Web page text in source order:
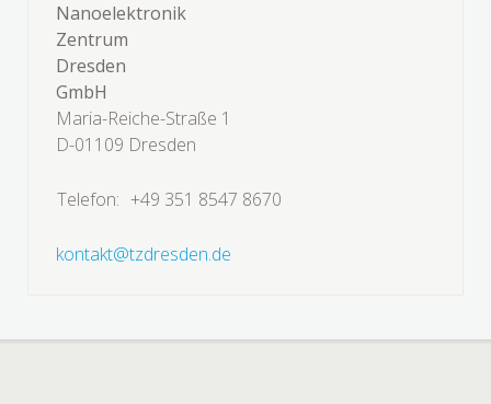
Nanoelektronik
Zentrum
Dresden
GmbH
Maria-Reiche-Straße 1
D-01109 Dresden
Telefon: +49 351 8547 8670
kontakt@tzdresden.de